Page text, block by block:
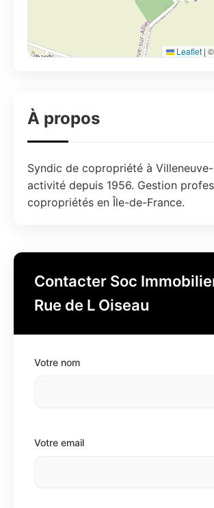
Leaflet |
À propos
Syndic de copropriété à
activité depuis 1956. Gestion
copropriétés en Île-de-France.
Contacter Soc
Rue de L Oiseau
Votre nom
Votre email